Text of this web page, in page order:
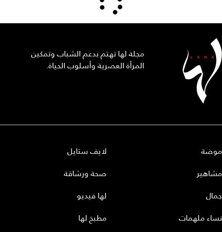
مجلة لها تهتم بدعم الشباب وتمكين
المرأة العصرية وأسلوب الحياة.
موضة
مشاهير
جمال
نساء ملهمات
لايف ستايل
صحة ورشاقة
لها فيديو
مطبخ لها